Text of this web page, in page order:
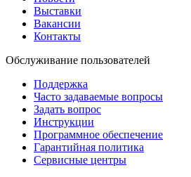
Выставки
Вакансии
Контакты
Обслуживание пользователей
Поддержка
Часто задаваемые вопросы
Задать вопрос
Инструкции
Программное обеспечение
Гарантийная политика
Сервисные центры